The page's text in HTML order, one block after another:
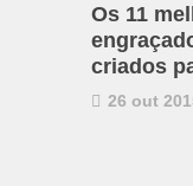
Os 11
criados
26 out